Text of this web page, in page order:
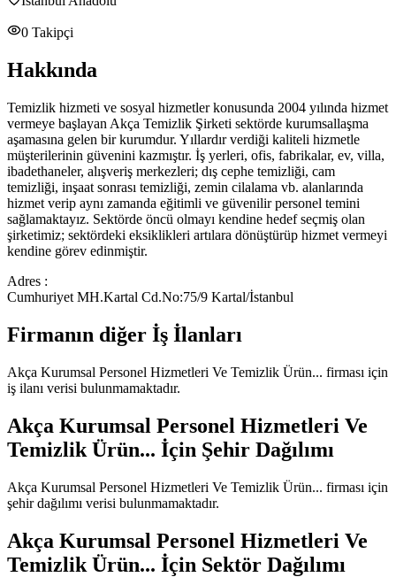
0 Takipçi
Hakkında
Temizlik hizmeti ve sosyal hizmetler konusunda 2004 yılında hizmet
vermeye başlayan Akça Temizlik Şirketi sektörde kurumsallaşma
aşamasına gelen bir kurumdur. Yıllardır verdiği kaliteli hizmetle
müşterilerinin güvenini kazmıştır. İş yerleri, ofis, fabrikalar, ev, villa,
ibadethaneler, alışveriş merkezleri; dış cephe temizliği, cam
temizliği, inşaat sonrası temizliği, zemin cilalama vb. alanlarında
hizmet verip aynı zamanda eğitimli ve güvenilir personel temini
sağlamaktayız. Sektörde öncü olmayı kendine hedef seçmiş olan
şirketimiz; sektördeki eksiklikleri artılara dönüştürüp hizmet vermeyi
kendine görev edinmiştir.
Adres :
Cumhuriyet MH.Kartal Cd.No:75/9 Kartal/İstanbul
Firmanın diğer İş İlanları
Akça Kurumsal Personel Hizmetleri Ve Temizlik Ürün... firması için
iş ilanı verisi bulunmamaktadır.
Akça Kurumsal Personel Hizmetleri Ve
Temizlik Ürün... İçin Şehir Dağılımı
Akça Kurumsal Personel Hizmetleri Ve Temizlik Ürün... firması için
şehir dağılımı verisi bulunmamaktadır.
Akça Kurumsal Personel Hizmetleri Ve
Temizlik Ürün... İçin Sektör Dağılımı